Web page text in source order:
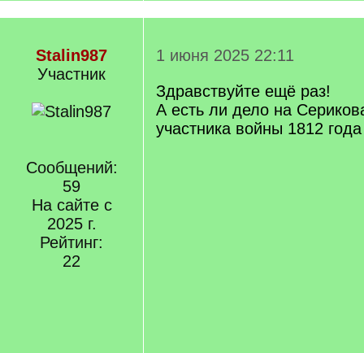
Stalin987
Участник
Сообщений:
59
На сайте с
2025 г.
Рейтинг:
22
1 июня 2025 22:11
Здравствуйте ещё раз!
А есть ли дело на
участника войны 1812